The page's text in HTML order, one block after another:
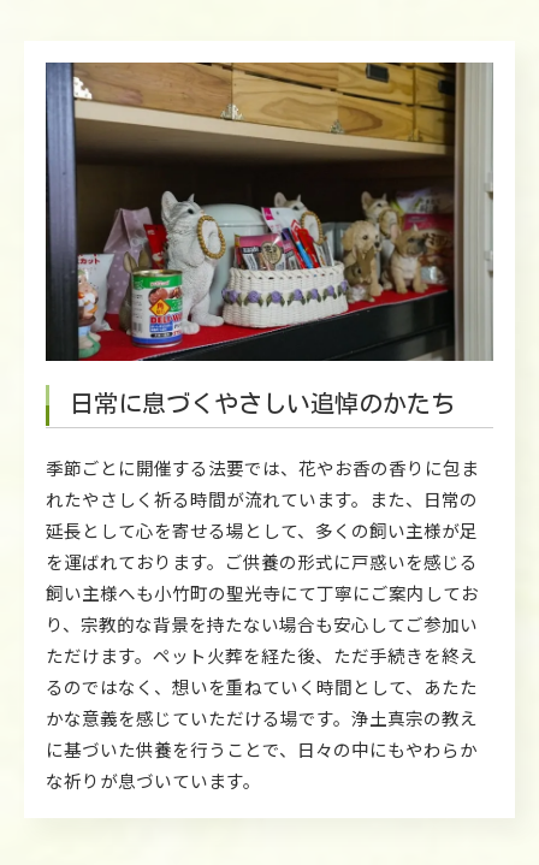
日常に息づくやさしい追悼のかたち
季節ごとに開催する法要では、花やお香の香りに包ま
れたやさしく祈る時間が流れています。また、日常の
延長として心を寄せる場として、多くの飼い主様が足
を運ばれております。ご供養の形式に戸惑いを感じる
飼い主様へも小竹町の聖光寺にて丁寧にご案内してお
り、宗教的な背景を持たない場合も安心してご参加い
ただけます。ペット火葬を経た後、ただ手続きを終え
るのではなく、想いを重ねていく時間として、あたた
かな意義を感じていただける場です。浄土真宗の教え
に基づいた供養を行うことで、日々の中にもやわらか
な祈りが息づいています。